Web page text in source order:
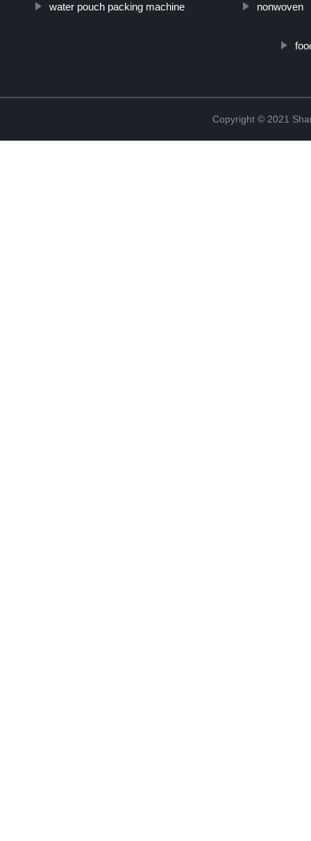
water pouch packing machine nonwoven
Copyright © 2021